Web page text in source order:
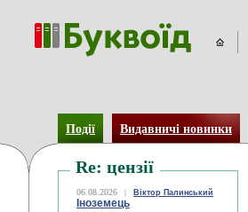
Події Видавничі новинки
Re: цензії
06.08.2026 | Віктор Палинський
Іноземець